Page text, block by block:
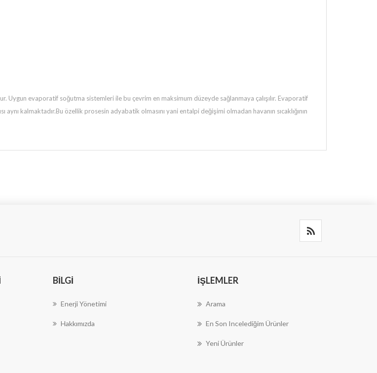
Uygun evaporatif soğutma sistemleri ile bu çevrim en maksimum düzeyde sağlanmaya çalışılır. Evaporatif
kalmaktadır.Bu özellik prosesin adyabatik olmasını yani entalpi değişimi olmadan havanın sıcaklığının
BILGI
Enerji Yönetimi
Hakkımızda
İŞLEMLER
Arama
En Son Incelediğim Ürünler
Yeni Ürünler